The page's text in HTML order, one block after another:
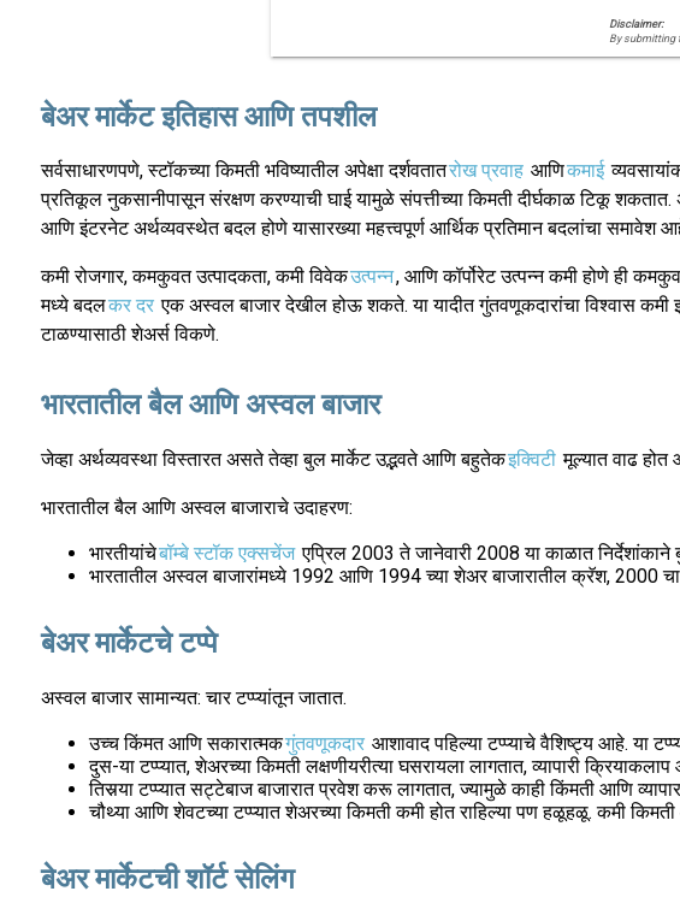
Disclaimer:
By submitting
बेअर मार्केट इतिहास आणि तपशील
सर्वसाधारणपणे, स्टॉकच्या किमती भविष्यातील अपेक्षा दर्शवतातरोख प्रवाह आणिकमाई
प्रतिकूल नुकसानीपासून संरक्षण करण्याची घाई यामुळे संपत्तीच्या किमती दीर्घकाळ टिकू
आणि इंटरनेट अर्थव्यवस्थेत बदल होणे यासारख्या महत्त्वपूर्ण आर्थिक प्रतिमान बदलांचा समावेश
कमी रोजगार, कमकुवत उत्पादकता, कमी विवेकउत्पन्न, आणि कॉर्पोरेट उत्पन्न कमी होणे ही
मध्ये बदलकर दर एक अस्वल बाजार देखील होऊ शकते. या यादीत गुंतवणूकदारांचा विश्वास
टाळण्यासाठी शेअर्स विकणे.
भारतातील बैल आणि अस्वल बाजार
जेव्हा अर्थव्यवस्था विस्तारत असते तेव्हा बुल मार्केट उद्भवते आणि बहुतेकइक्विटी मूल्यात वाढ होत
भारतातील बैल आणि अस्वल बाजाराचे उदाहरण:
भारतीयांचेबॉम्बे स्टॉक एक्सचेंज एप्रिल 2003 ते जानेवारी 2008 या काळात
भारतातील अस्वल बाजारांमध्ये 1992 आणि 1994 च्या शेअर बाजारातील क्रॅश, 2000
बेअर मार्केटचे टप्पे
अस्वल बाजार सामान्यत: चार टप्प्यांतून जातात.
उच्च किंमत आणि सकारात्मकगुंतवणूकदार आशावाद पहिल्या टप्प्याचे वैशिष्ट्य आहे. या
दुस-या टप्प्यात, शेअरच्या किमती लक्षणीयरीत्या घसरायला लागतात, व्यापारी
तिसर्‍या टप्प्यात सट्टेबाज बाजारात प्रवेश करू लागतात, ज्यामुळे काही किंमती आणि
चौथ्या आणि शेवटच्या टप्प्यात शेअरच्या किमती कमी होत राहिल्या पण हळूहळू. कमी
बेअर मार्केटची शॉर्ट सेलिंग